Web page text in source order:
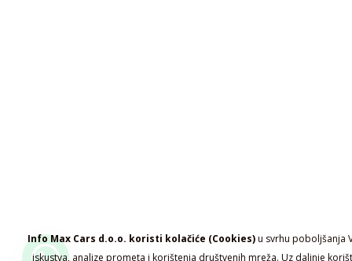
Info Max Cars d.o.o. koristi kolačiće (Cookies)u svrhu poboljšanja
iskustva, analize prometa i korištenja društvenih mreža. Uz daljnje